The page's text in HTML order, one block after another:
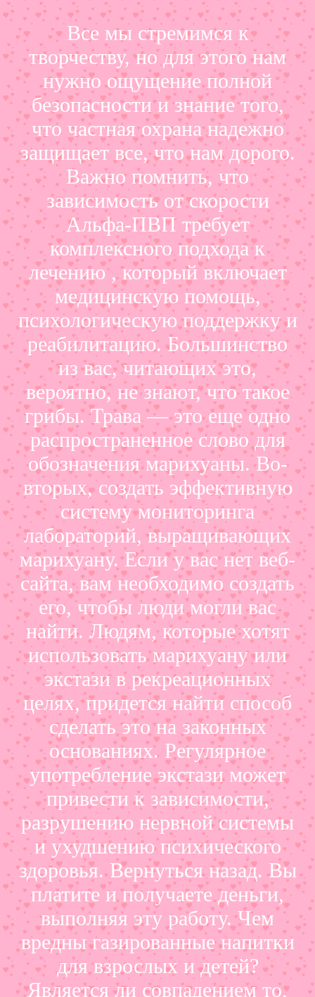
Все мы стремимся к
творчеству, но для этого нам
нужно ощущение полной
безопасности и знание того,
что частная охрана надежно
защищает все, что нам дорого.
Важно помнить, что
зависимость от скорости
Альфа-ПВП требует
комплексного подхода к
лечению , который включает
медицинскую помощь,
психологическую поддержку и
реабилитацию. Большинство
из вас, читающих это,
вероятно, не знают, что такое
грибы. Трава — это еще одно
распространенное слово для
обозначения марихуаны. Во-
вторых, создать эффективную
систему мониторинга
лабораторий, выращивающих
марихуану. Если у вас нет веб-
сайта, вам необходимо создать
его, чтобы люди могли вас
найти. Людям, которые хотят
использовать марихуану или
экстази в рекреационных
целях, придется найти способ
сделать это на законных
основаниях. Регулярное
употребление экстази может
привести к зависимости,
разрушению нервной системы
и ухудшению психического
здоровья. Вернуться назад. Вы
платите и получаете деньги,
выполняя эту работу. Чем
вредны газированные напитки
для взрослых и детей?
Является ли совпадением то,